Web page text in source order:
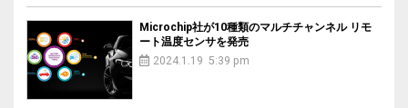
Microchip社が10種類のマルチチャンネル リモ
ート温度センサを発売
2024.1.19 5:39 pm